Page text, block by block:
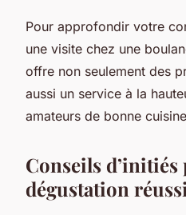
Pour approfondir votre
une visite chez une
offre non seulement des
aussi un service à la
amateurs de bonne
Conseils
dégustation